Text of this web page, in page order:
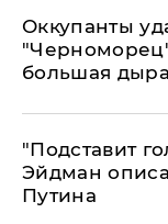
Оккупанты
большая
​"Подставит
Эйдман
Путина